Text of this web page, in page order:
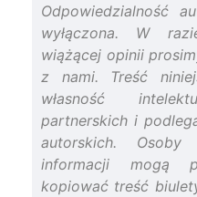
Odpowiedzialność
wyłączona. W
wiążącej opinii
z nami. Treść
własność
partnerskich i
autorskich.
informacji mogą
kopiować treść